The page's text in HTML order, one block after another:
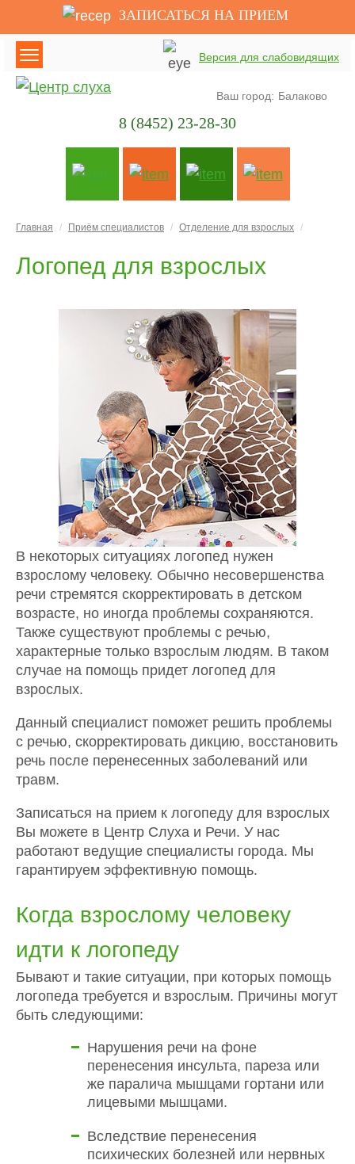
Главная Приём специалистов Отделение для взрослых
Логопед для взрослых
В некоторых ситуациях логопед нужен
взрослому человеку. Обычно несовершенства
речи стремятся скорректировать в детском
возрасте, но иногда проблемы сохраняются.
Также существуют проблемы с речью,
характерные только взрослым людям. В таком
случае на помощь придет логопед для
взрослых.
Данный специалист поможет решить проблемы
с речью, скорректировать дикцию, восстановить
речь после перенесенных заболеваний или
травм.
Записаться на прием к логопеду для взрослых
Вы можете в Центр Слуха и Речи. У нас
работают ведущие специалисты города. Мы
гарантируем эффективную помощь.
Когда взрослому человеку
идти к логопеду
Бывают и такие ситуации, при которых помощь
логопеда требуется и взрослым. Причины могут
быть следующими:
Нарушения речи на фоне
перенесения инсульта, пареза или
же паралича мышцами гортани или
лицевыми мышцами.
Вследствие перенесения
психических болезней или нервных
ЗАПИСАТЬСЯ НА ПРИЕМ
Ваш город: Балаково
8 (8452) 23-28-30
Версия для слабовидящих